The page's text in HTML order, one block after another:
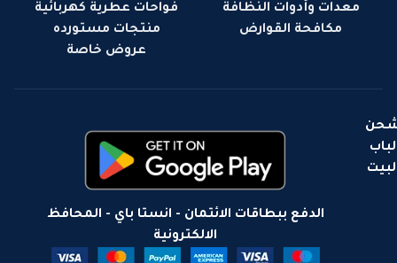
معدات وأدوات النظافة
مكافحة القوارض
فواحات عطرية كهربائية
منتجات مستورده
عروض خاصة
لباب
الدفع ببطاقات الائتمان - انستا باي - المحافظ
الالكترونية